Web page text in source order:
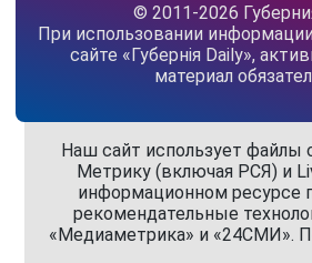
© 2011-2026
При использовании
сайте «Губернiя Daily»,
материал
Наш сайт использует файлы
Метрику (включая РСЯ) и
информационном ресурсе
рекомендательные
«Медиаметрика» и «24СМИ».